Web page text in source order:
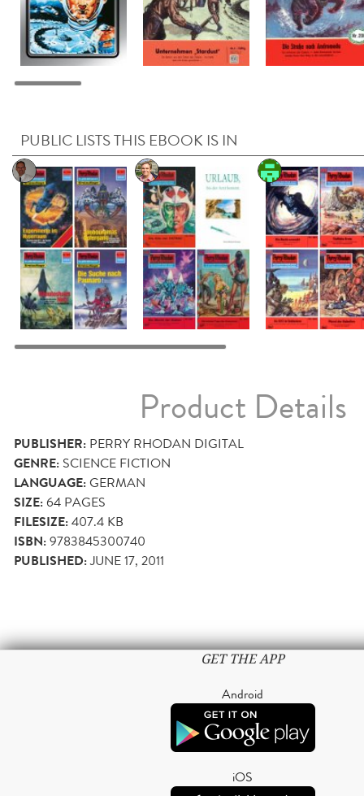
PUBLIC LISTS THIS EBOOK IS IN
Product Details
PUBLISHER: PERRY RHODAN DIGITAL
GENRE: SCIENCE FICTION
LANGUAGE:GERMAN
SIZE:64 PAGES
FILESIZE:407.4 KB
ISBN:9783845300740
PUBLISHED:JUNE 17, 2011
GET THE APP
Android
iOS